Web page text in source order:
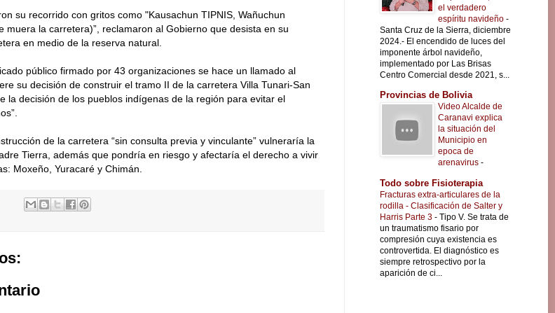
su recorrido con gritos como "Kausachun TIPNIS, Wañuchun
muera la carretera)”, reclamaron al Gobierno que desista en su
en medio de la reserva natural.
público firmado por 43 organizaciones se hace un llamado al
su decisión de construir el tramo II de la carretera Villa Tunari-San
la decisión de los pueblos indígenas de la región para evitar el
de la carretera “sin consulta previa y vinculante” vulneraría la
Tierra, además que pondría en riesgo y afectaría el derecho a vivir
Moxeño, Yuracaré y Chimán.
el verdadero
espíritu navideño -
Santa Cruz de la Sierra, diciembre
2024.- El encendido de luces del
imponente árbol navideño,
implementado por Las Brisas
Centro Comercial desde 2021, s...
Provincias de Bolivia
Video Alcalde de
Caranavi explica
la situación del
Municipio en
epoca de
arenavirus -
Todo sobre Fisioterapia
Fracturas extra-articulares de la
rodilla - Clasificación de Salter y
Harris Parte 3 - Tipo V. Se trata de
un traumatismo fisario por
compresión cuya existencia es
controvertida. El diagnóstico es
siempre retrospectivo por la
aparición de ci...